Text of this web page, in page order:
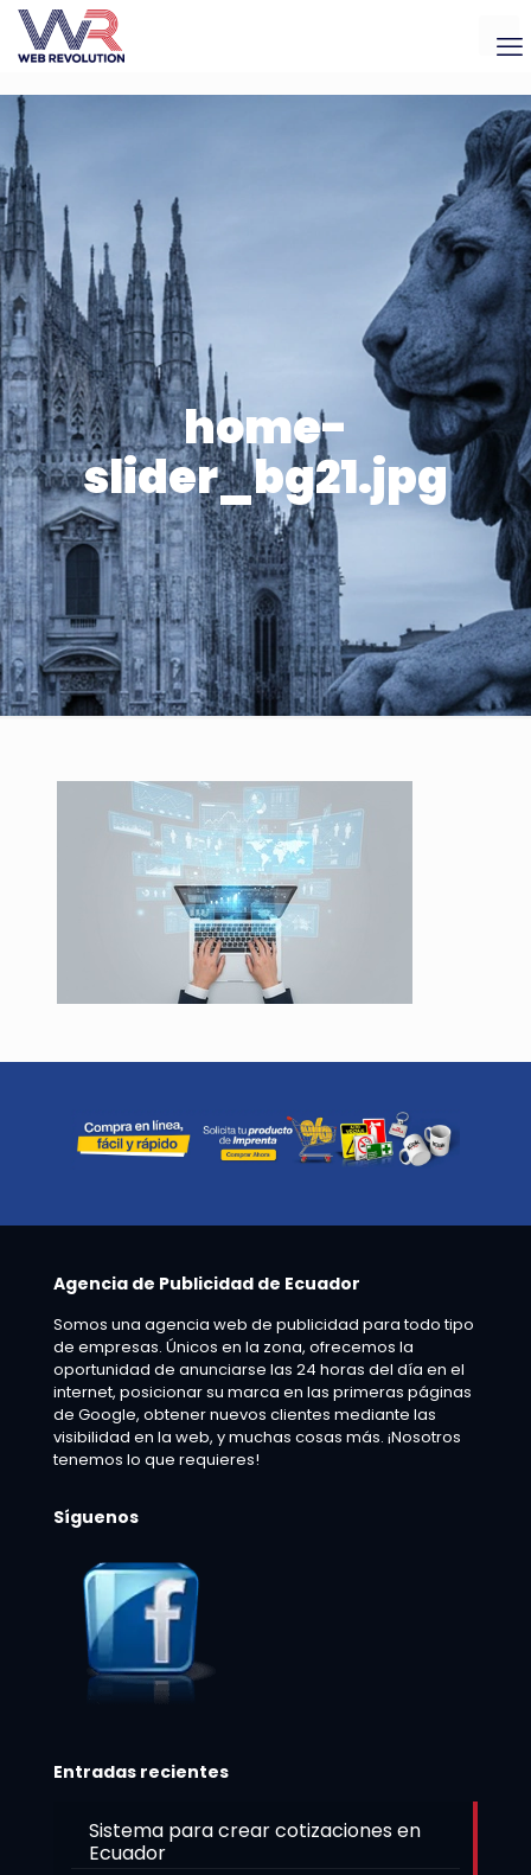
home-
slider_bg21.jpg
Agencia de Publicidad de Ecuador
Somos una agencia web de publicidad para todo tipo
de empresas. Únicos en la zona, ofrecemos la
oportunidad de anunciarse las 24 horas del día en el
internet, posicionar su marca en las primeras páginas
de Google, obtener nuevos clientes mediante las
visibilidad en la web, y muchas cosas más. ¡Nosotros
tenemos lo que requieres!
Síguenos
Entradas recientes
Sistema para crear cotizaciones en
Ecuador